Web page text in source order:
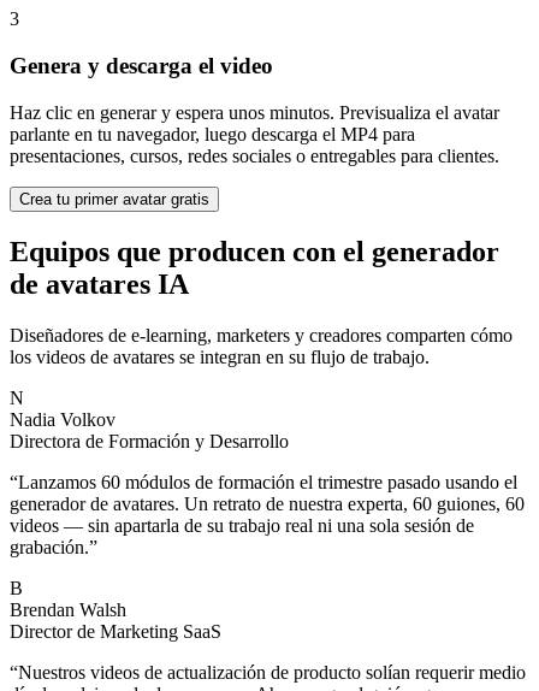
3
Genera y descarga el video
Haz clic en generar y espera unos minutos. Previsualiza el avatar
parlante en tu navegador, luego descarga el MP4 para
presentaciones, cursos, redes sociales o entregables para clientes.
Crea tu primer avatar gratis
Equipos que producen con el generador
de avatares IA
Diseñadores de e-learning, marketers y creadores comparten cómo
los videos de avatares se integran en su flujo de trabajo.
N
Nadia Volkov
Directora de Formación y Desarrollo
“Lanzamos 60 módulos de formación el trimestre pasado usando el
generador de avatares. Un retrato de nuestra experta, 60 guiones, 60
videos — sin apartarla de su trabajo real ni una sola sesión de
grabación.”
B
Brendan Walsh
Director de Marketing SaaS
“Nuestros videos de actualización de producto solían requerir medio